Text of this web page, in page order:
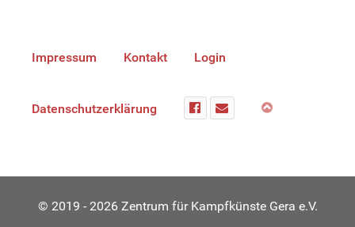
Impressum Kontakt Login
Datenschutzerklärung
© 2019 - 2026 Zentrum für Kampfkünste Gera e.V.